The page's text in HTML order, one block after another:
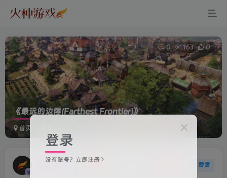
《最远的边陲(Farthest Frontier)》
首页
0 163 0
火种游戏 赞赏
登录
没有账号？立即注册